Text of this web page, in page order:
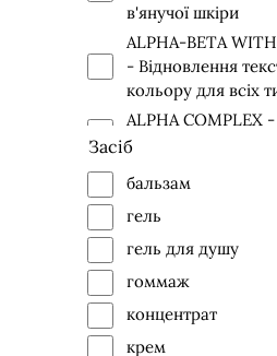
в'янучої шкіри
ALPHA-BETA
- Відновлення
кольору для всіх
ALPHA COMPLEX -
AHA кислотами
AZULENE - Лінія
шкіри
BE FIRST - Лінія
BIO REPAIR - Лінія
відновлення
шкіри і для шкіри,
до куперозу
Засіб
бальзам
гель
гель для душу
гоммаж
концентрат
крем